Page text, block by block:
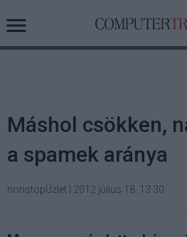
Máshol csökken,
a spamek aránya
nonstopÜzlet 2012 július 18. 13:30